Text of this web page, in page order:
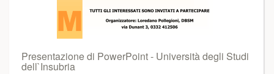
Presentazione di PowerPoint - Università degli Studi
dell`Insubria